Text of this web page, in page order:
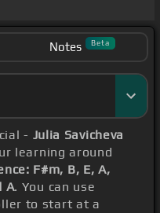
Notes Beta
- Julia Savicheva
learning around
F#m, B, E, A,
A. You can use
to start at a